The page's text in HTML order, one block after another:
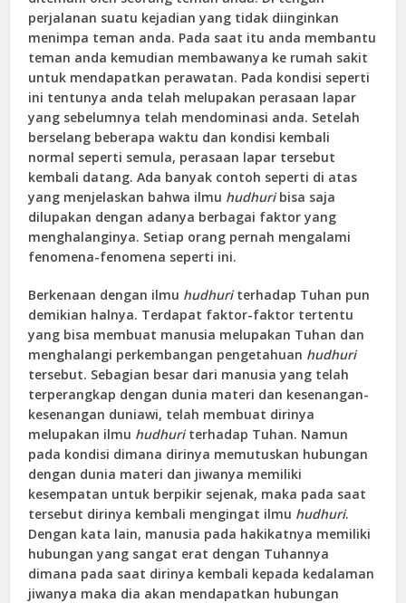
perjalanan suatu kejadian yang tidak diinginkan
menimpa teman anda. Pada saat itu anda membantu
teman anda kemudian membawanya ke rumah sakit
untuk mendapatkan perawatan. Pada kondisi seperti
ini tentunya anda telah melupakan perasaan lapar
yang sebelumnya telah mendominasi anda. Setelah
berselang beberapa waktu dan kondisi kembali
normal seperti semula, perasaan lapar tersebut
kembali datang. Ada banyak contoh seperti di atas
yang menjelaskan bahwa ilmu hudhuribisa saja
dilupakan dengan adanya berbagai faktor yang
menghalanginya. Setiap orang pernah mengalami
fenomena-fenomena seperti ini.
Berkenaan dengan ilmu hudhuriterhadap Tuhan pun
demikian halnya. Terdapat faktor-faktor tertentu
yang bisa membuat manusia melupakan Tuhan dan
menghalangi perkembangan pengetahuan hudhuri
tersebut. Sebagian besar dari manusia yang telah
terperangkap dengan dunia materi dan kesenangan-
kesenangan duniawi, telah membuat dirinya
melupakan ilmu hudhuriterhadap Tuhan. Namun
pada kondisi dimana dirinya memutuskan hubungan
dengan dunia materi dan jiwanya memiliki
kesempatan untuk berpikir sejenak, maka pada saat
tersebut dirinya kembali mengingat ilmu hudhuri.
Dengan kata lain, manusia pada hakikatnya memiliki
hubungan yang sangat erat dengan Tuhannya
dimana pada saat dirinya kembali kepada kedalaman
jiwanya maka dia akan mendapatkan hubungan